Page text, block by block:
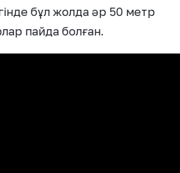
бұл жолда әр 50 метр
пайда болған.